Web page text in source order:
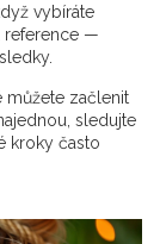
vybíráte
reference —
můžete začlenit
sledujte
kroky často